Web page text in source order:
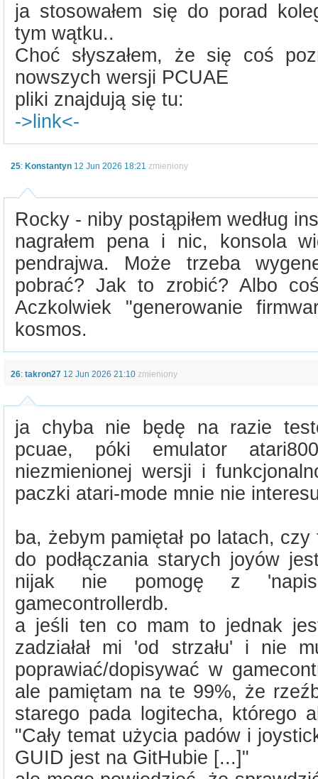
ja stosowałem się do porad
tym wątku..
Choć słyszałem, że się coś
nowszych wersji PCUAE
pliki znajdują się tu:
->link<-
25: Konstantyn 12 Jun 2026 18:21 zmieniony
Rocky - niby postąpiłem według
nagrałem pena i nic, konsola
pendrajwa. Może trzeba
pobrać? Jak to zrobić? Albo
Aczkolwiek "generowanie
kosmos.
26: takron27 12 Jun 2026 21:10 zmieniony
ja chyba nie będę na razie
pcuae, póki emulator
niezmienionej wersji i
paczki atari-mode mnie nie
ba, żebym pamiętał po latach,
do podłączania starych joyów
nijak nie pomogę z
gamecontrollerdb.
a jeśli ten co mam to jednak
zadziałał mi 'od strzału' i nie
poprawiać/dopisywać w
ale pamiętam na te 99%, że
starego pada logitecha, którego
"Cały temat użycia padów i
GUID jest na GitHubie [...]"